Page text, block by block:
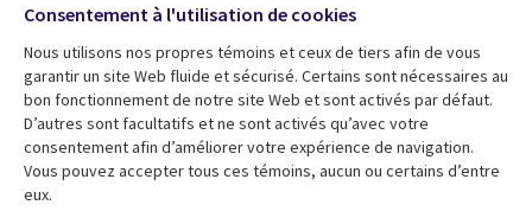
Fusions
Ressources
Library
Links
Articles
Blog
Support
Legal
Accessibilité
Social
Media
FRANCE
Consentement à l'utilisation de cookies
Nous utilisons nos propres témoins et ceux de tiers afin de vous
garantir un site Web fluide et sécurisé. Certains sont nécessaires au
bon fonctionnement de notre site Web et sont activés par défaut.
D’autres sont facultatifs et ne sont activés qu’avec votre
consentement afin d’améliorer votre expérience de navigation.
Vous pouvez accepter tous ces témoins, aucun ou certains d’entre
eux.